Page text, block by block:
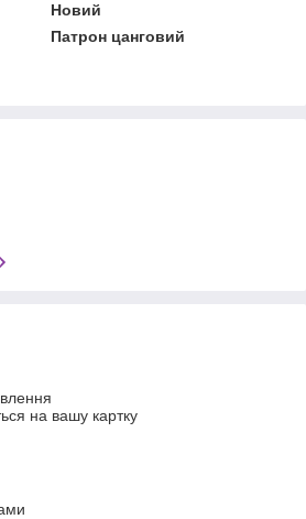
Новий
Патрон цанговий
на вашу картку